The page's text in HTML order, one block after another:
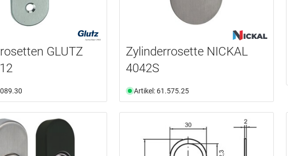
GLUTZ
Zylinderrosette NICKAL
4042S
Artikel: 61.575.25